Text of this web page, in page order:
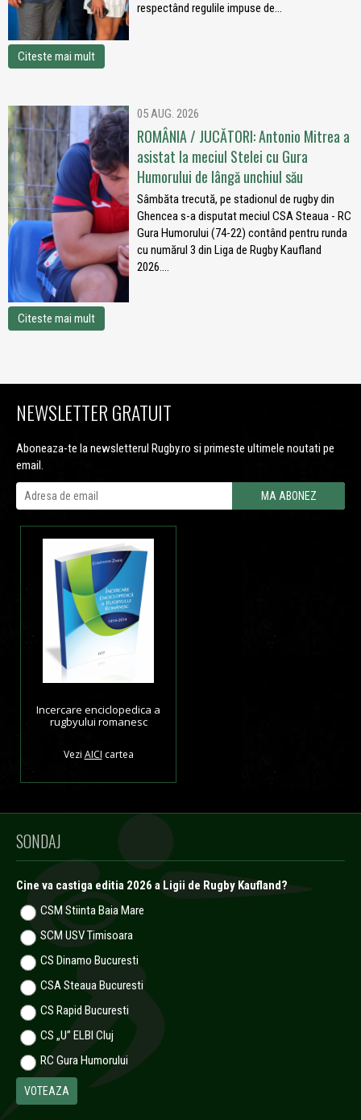
respectând regulile impuse de...
Citeste mai mult
05 AUG. 2026
ROMÂNIA / JUCĂTORI: Antonio Mitrea a
asistat la meciul Stelei cu Gura
Humorului de lângă unchiul său
Sâmbăta trecută, pe stadionul de rugby din
Ghencea s-a disputat meciul CSA Steaua - RC
Gura Humorului (74-22) contând pentru runda
cu numărul 3 din Liga de Rugby Kaufland
2026....
Citeste mai mult
NEWSLETTER GRATUIT
Aboneaza-te la newsletterul Rugby.ro si primeste ultimele noutati pe
email.
Incercare enciclopedica a
rugbyului romanesc
Vezi AICI cartea
SONDAJ
Cine va castiga editia 2026 a Ligii de Rugby Kaufland?
CSM Stiinta Baia Mare
SCM USV Timisoara
CS Dinamo Bucuresti
CSA Steaua Bucuresti
CS Rapid Bucuresti
CS „U” ELBI Cluj
RC Gura Humorului